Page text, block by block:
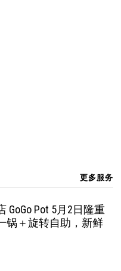
更多服务
GoGo Pot 5月2日隆重
锅＋旋转自助，新鲜